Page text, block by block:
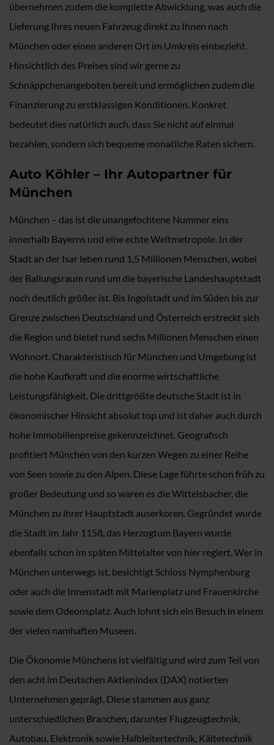
übernehmen zudem die komplette Abwicklung, was auch die
Lieferung Ihres neuen Fahrzeug direkt zu Ihnen nach
München oder einen anderen Ort im Umkreis einbezieht.
Hinsichtlich des Preises sind wir gerne zu
Schnäppchenangeboten bereit und ermöglichen zudem die
Finanzierung zu erstklassigen Konditionen. Konkret
bedeutet dies natürlich auch, dass Sie nicht auf einmal
bezahlen, sondern sich bequeme monatliche Raten sichern.
Auto Köhler – Ihr Autopartner für
München
München – das ist die unangefochtene Nummer eins
innerhalb Bayerns und eine echte Weltmetropole. In der
Stadt an der Isar leben rund 1,5 Millionen Menschen, wobei
der Ballungsraum rund um die bayerische Landeshauptstadt
noch deutlich größer ist. Bis Ingolstadt und im Süden bis zur
Grenze zwischen Deutschland und Österreich erstreckt sich
die Region und bietet rund sechs Millionen Menschen einen
Wohnort. Charakteristisch für München und Umgebung ist
die hohe Kaufkraft und die enorme wirtschaftliche
Leistungsfähigkeit. Die drittgrößte deutsche Stadt ist in
ökonomischer Hinsicht absolut top und ist daher auch durch
hohe Immobilienpreise gekennzeichnet. Geografisch
profitiert München von den kurzen Wegen zu einer Reihe
von Seen sowie zu den Alpen. Diese Lage führte schon früh zu
großer Bedeutung und so waren es die Wittelsbacher, die
München zu ihrer Hauptstadt auserkoren. Gegründet wurde
die Stadt im Jahr 1158, das Herzogtum Bayern wurde
ebenfalls schon im späten Mittelalter von hier regiert. Wer in
München unterwegs ist, besichtigt Schloss Nymphenburg
oder auch die Innenstadt mit Marienplatz und Frauenkirche
sowie dem Odeonsplatz. Auch lohnt sich ein Besuch in einem
der vielen namhaften Museen.
Die Ökonomie Münchens ist vielfältig und wird zum Teil von
den acht im Deutschen Aktienindex (DAX) notierten
Unternehmen geprägt. Diese stammen aus ganz
unterschiedlichen Branchen, darunter Flugzeugtechnik,
Autobau, Elektronik sowie Halbleitertechnik, Kältetechnik